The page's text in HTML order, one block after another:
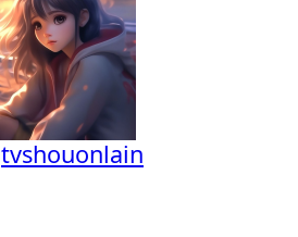
tvshouonlain